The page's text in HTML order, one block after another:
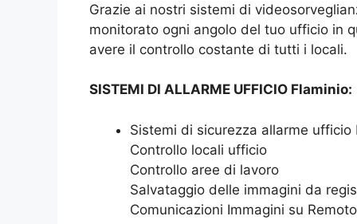
Grazie ai nostri sistemi di
monitorato ogni angolo del tuo ufficio in
avere il controllo costante di tutti i locali.
SISTEMI DI ALLARME UFFICIO Flaminio:
Sistemi di sicurezza allarme ufficio
Controllo locali ufficio
Controllo aree di lavoro
Salvataggio delle immagini da
Comunicazioni Immagini su Remoto